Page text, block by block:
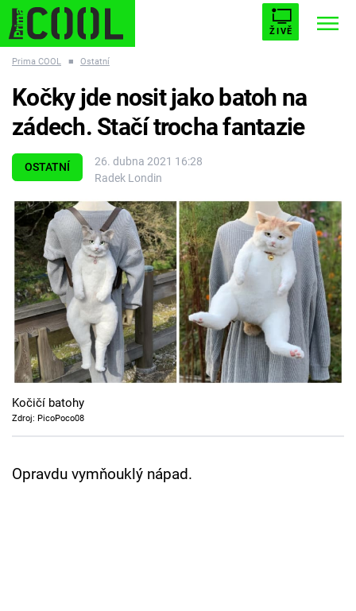
ŽIVĚ
ESCAPE PLNEJ KOTEL AVENGERS 5
Témata
Filmy
Seriály
Hry
Cool Esport
Pořady
Prima COOL ■ Ostatní
OSTATNÍ
26. dubna 2021 16:28
Radek Londin
Kočky jde nosit jako batoh na
zádech. Stačí trocha fantazie
Kočičí batohy
Zdroj: PicoPoco08
Opravdu vymňouklý nápad.